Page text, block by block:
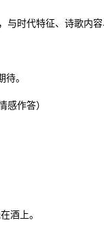
时代特征、诗歌内
。
感作答）
酒上。